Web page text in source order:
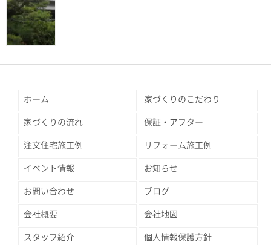
ホーム 家づくりのこだわり
家づくりの流れ 保証・アフター
注文住宅施工例 リフォーム施工例
イベント情報 お知らせ
お問い合わせ ブログ
会社概要 会社地図
スタッフ紹介 個人情報保護方針